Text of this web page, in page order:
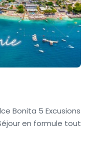
Bonita 5 Excusions
en formule tout